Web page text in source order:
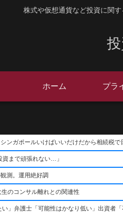
株式や仮想通貨など投資に関
ホーム プラ
ガポールいけばいいだけだから相続税で
まで頑張れない…」
測。運用絶好調
のコンサル離れとの関連性
」弁護士「可能性はかなり低い」出資者「